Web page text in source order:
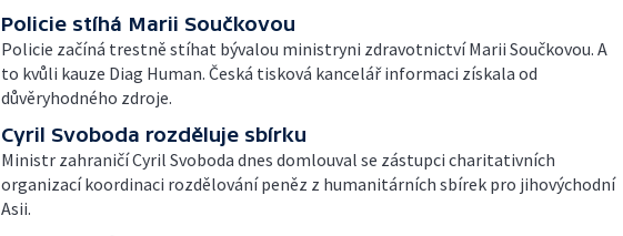
Policie stíhá Marii Součkovou
Policie začíná trestně stíhat bývalou ministryni zdravotnictví Marii Součkovou. A
to kvůli kauze Diag Human. Česká tisková kancelář informaci získala od
důvěryhodného zdroje.
Cyril Svoboda rozděluje sbírku
Ministr zahraničí Cyril Svoboda dnes domlouval se zástupci charitativních
organizací koordinaci rozdělování peněz z humanitárních sbírek pro jihovýchodní
Asii.